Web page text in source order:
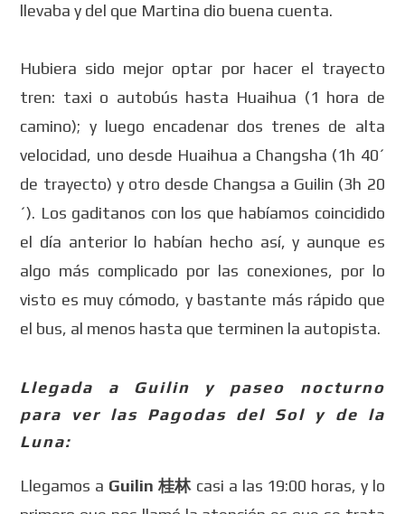
llevaba y del que Martina dio buena cuenta.
Hubiera sido mejor optar por hacer el trayecto
tren: taxi o autobús hasta Huaihua (1 hora de
camino); y luego encadenar dos trenes de alta
velocidad, uno desde Huaihua a Changsha (1h 40´
de trayecto) y otro desde Changsa a Guilin (3h 20
´). Los gaditanos con los que habíamos coincidido
el día anterior lo habían hecho así, y aunque es
algo más complicado por las conexiones, por lo
visto es muy cómodo, y bastante más rápido que
el bus, al menos hasta que terminen la autopista.
Llegada a Guilin y paseo nocturno
para ver las Pagodas del Sol y de la
Luna:
Llegamos a Guilin 桂林 casi a las 19:00 horas, y lo